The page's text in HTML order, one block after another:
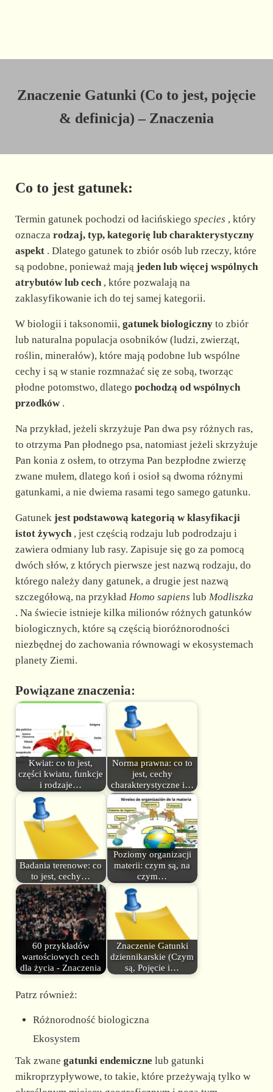
Znaczenie Gatunki (Co to jest, pojęcie
& definicja) – Znaczenia
Co to jest gatunek:
Termin gatunek pochodzi od łacińskiego species , który
oznacza rodzaj, typ, kategorię lub charakterystyczny
aspekt. Dlatego gatunek to zbiór osób lub rzeczy, które
są podobne, ponieważ mają jeden lub więcej wspólnych
atrybutów lub cech, które pozwalają na
zaklasyfikowanie ich do tej samej kategorii.
W biologii i taksonomii, gatunek biologicznyto zbiór
lub naturalna populacja osobników (ludzi, zwierząt,
roślin, minerałów), które mają podobne lub wspólne
cechy i są w stanie rozmnażać się ze sobą, tworząc
płodne potomstwo, dlatego pochodzą od wspólnych
przodków.
Na przykład, jeżeli skrzyżuje Pan dwa psy różnych ras,
to otrzyma Pan płodnego psa, natomiast jeżeli skrzyżuje
Pan konia z osłem, to otrzyma Pan bezpłodne zwierzę
zwane mułem, dlatego koń i osioł są dwoma różnymi
gatunkami, a nie dwiema rasami tego samego gatunku.
Gatunek jest podstawową kategorią w klasyfikacji
istot żywych, jest częścią rodzaju lub podrodzaju i
zawiera odmiany lub rasy. Zapisuje się go za pomocą
dwóch słów, z których pierwsze jest nazwą rodzaju, do
którego należy dany gatunek, a drugie jest nazwą
szczegółową, na przykład Homo sapiens lub Modliszka
. Na świecie istnieje kilka milionów różnych gatunków
biologicznych, które są częścią bioróżnorodności
niezbędnej do zachowania równowagi w ekosystemach
planety Ziemi.
Powiązane znaczenia:
Kwiat: co to jest,
części kwiatu, funkcje
i rodzaje…
Norma prawna: co to
jest, cechy
charakterystyczne i…
Badania terenowe: co
to jest, cechy…
Poziomy organizacji
materii: czym są, na
czym…
60 przykładów
wartościowych cech
dla życia - Znaczenia
Znaczenie Gatunki
dziennikarskie (Czym
są, Pojęcie i…
Patrz również:
Różnorodność biologiczna
Ekosystem
Tak zwane gatunki endemiczne lub gatunki
mikroprzypływowe, to takie, które przeżywają tylko w